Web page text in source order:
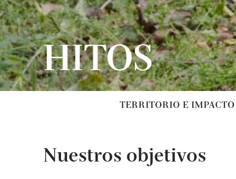
HITOS
TERRITORIO E IMPACTO
Nuestros objetivos